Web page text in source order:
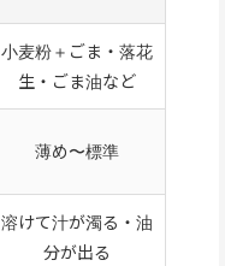
小麦粉＋ごま・落花
生・ごま油など
薄め〜標準
溶けて汁が濁る・油
分が出る